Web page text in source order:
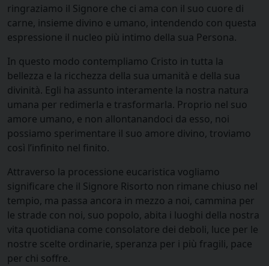
ringraziamo il Signore che ci ama con il suo cuore di
carne, insieme divino e umano, intendendo con questa
espressione il nucleo più intimo della sua Persona.
In questo modo contempliamo Cristo in tutta la
bellezza e la ricchezza della sua umanità e della sua
divinità. Egli ha assunto interamente la nostra natura
umana per redimerla e trasformarla. Proprio nel suo
amore umano, e non allontanandoci da esso, noi
possiamo sperimentare il suo amore divino, troviamo
così l’infinito nel finito.
Attraverso la processione eucaristica vogliamo
significare che il Signore Risorto non rimane chiuso nel
tempio, ma passa ancora in mezzo a noi, cammina per
le strade con noi, suo popolo, abita i luoghi della nostra
vita quotidiana come consolatore dei deboli, luce per le
nostre scelte ordinarie, speranza per i più fragili, pace
per chi soffre.